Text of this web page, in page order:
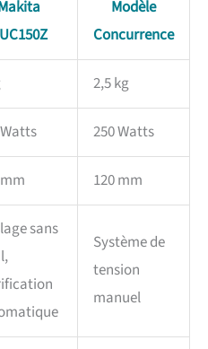
Modèle
Concurrence
2,5 kg
250 Watts
120 mm
sans
Système de
tension
manuel